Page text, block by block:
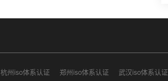
杭州iso体系认证 郑州iso体系认证 武汉iso体系认证